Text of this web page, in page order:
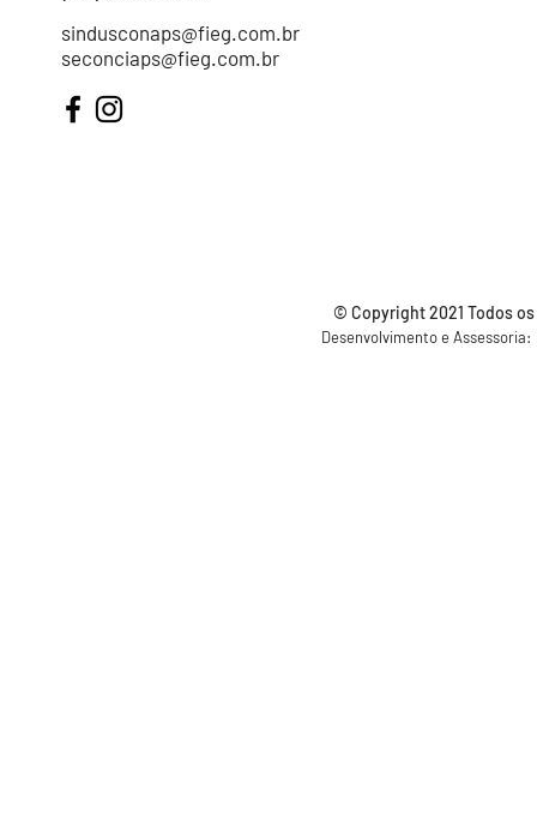
sindusconaps@fieg.com.br
seconciaps@fieg.com.br
© Copyright 2021 Todos
Desenvolvimento e